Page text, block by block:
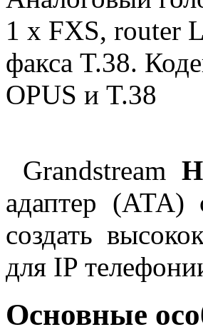
1 x FXS, router
факса T.38.
OPUS и T.38
Grandstream
адаптер (АТА)
создать
для IP
Основные